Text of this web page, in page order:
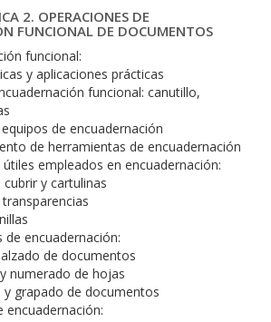
2. OPERACIONES DE
FUNCIONAL DE DOCUMENTOS
funcional:
y aplicaciones prácticas
funcional: canutillo,
de encuadernación
de herramientas de encuadernación
empleados en encuadernación:
cubrir y cartulinas
de encuadernación:
de documentos
numerado de hojas
y grapado de documentos
encuadernación: